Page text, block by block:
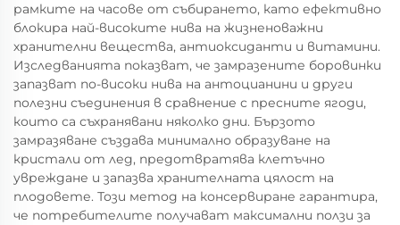
рамките на часове от събирането, като ефективно
блокира най-високите нива на жизненоважни
хранителни вещества, антиоксиданти и витамини.
Изследванията показват, че замразените боровинки
запазват по-високи нива на антоцианини и други
полезни съединения в сравнение с пресните ягоди,
които са съхранявани няколко дни. Бързото
замразяване създава минимално образуване на
кристали от лед, предотвратява клетъчно
увреждане и запазва хранителната цялост на
плодовете. Този метод на консервиране гарантира,
че потребителите получават максимални ползи за